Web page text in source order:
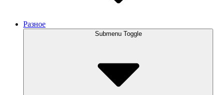
Разное
Submenu Toggle